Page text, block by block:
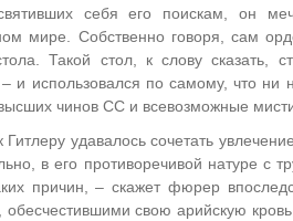
себя его поискам, он
мире. Собственно говоря, сам
Такой стол, к слову сказать,
и использовался по самому, что ни
чинов СС и всевозможные
Гитлеру удавалось сочетать
в его противоречивой натуре с
причин, – скажет фюрер
свою арийскую